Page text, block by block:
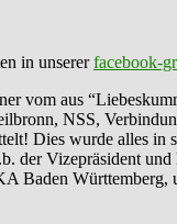
in unsererfacebook-
vom aus
NSS,
Dies wurde alles in
der Vizepräsident
Baden Württemberg,